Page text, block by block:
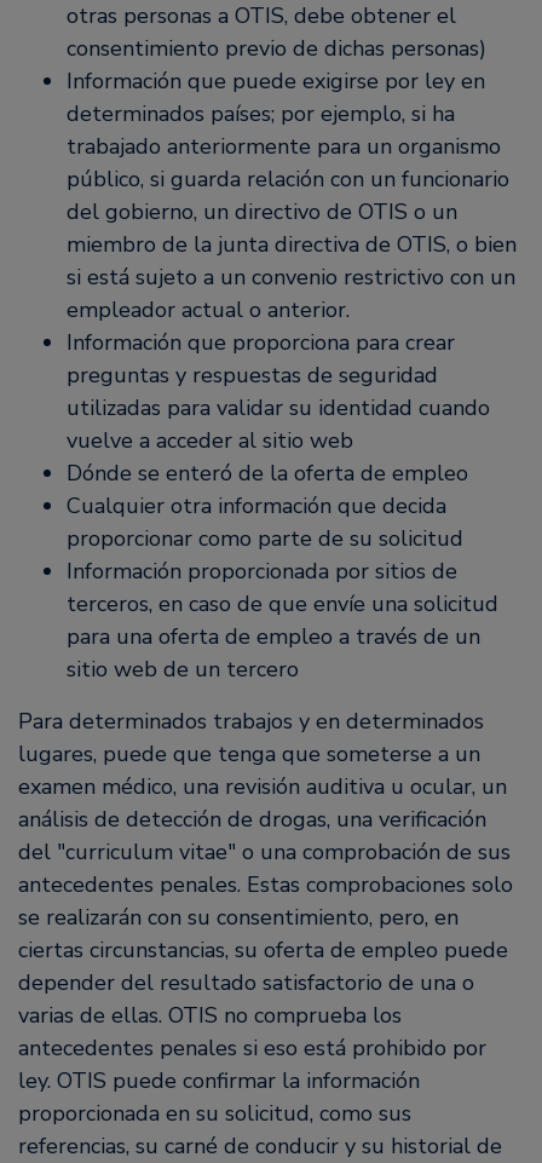
otras personas a OTIS, debe obtener el
consentimiento previo de dichas personas)
Información que puede exigirse por ley en
determinados países; por ejemplo, si ha
trabajado anteriormente para un organismo
público, si guarda relación con un funcionario
del gobierno, un directivo de OTIS o un
miembro de la junta directiva de OTIS, o bien
si está sujeto a un convenio restrictivo con un
empleador actual o anterior.
Información que proporciona para crear
preguntas y respuestas de seguridad
utilizadas para validar su identidad cuando
vuelve a acceder al sitio web
Dónde se enteró de la oferta de empleo
Cualquier otra información que decida
proporcionar como parte de su solicitud
Información proporcionada por sitios de
terceros, en caso de que envíe una solicitud
para una oferta de empleo a través de un
sitio web de un tercero
Para determinados trabajos y en determinados
lugares, puede que tenga que someterse a un
examen médico, una revisión auditiva u ocular, un
análisis de detección de drogas, una verificación
del "curriculum vitae" o una comprobación de sus
antecedentes penales. Estas comprobaciones solo
se realizarán con su consentimiento, pero, en
ciertas circunstancias, su oferta de empleo puede
depender del resultado satisfactorio de una o
varias de ellas. OTIS no comprueba los
antecedentes penales si eso está prohibido por
ley. OTIS puede confirmar la información
proporcionada en su solicitud, como sus
referencias, su carné de conducir y su historial de